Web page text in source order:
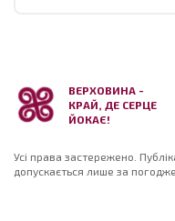
ВЕРХОВИНА -
КРАЙ, ДЕ СЕРЦЕ
ЙОКАЄ!
Усі права застережено.
допускається лише за